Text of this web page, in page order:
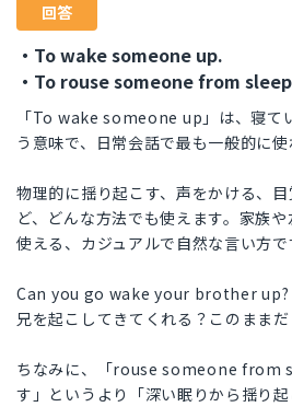
回答
・To wake someone up.
・To rouse someone from
「To wake someone up」は、寝て
う意味で、日常会話で最も一般的に使
物理的に揺り起こす、声をかける、
ど、どんな方法でも使えます。家族
使える、カジュアルで自然な言い方で
Can you go wake your brother
兄を起こしてきてくれる？このままだ
ちなみに、「rouse someone from
す」というより「深い眠りから揺り